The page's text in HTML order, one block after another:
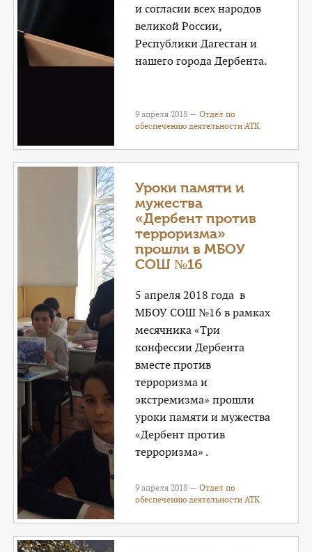
и согласии всех народов
великой России,
Республики Дагестан и
нашего города Дербента.
9 апреля 2018 —Отдел по
обеспечению деятельности АТК
Уроки памяти и
мужества
«Дербент против
терроризма»
прошли в МБОУ
СОШ №16
5 апреля 2018 года в
МБОУ СОШ №16 в рамках
месячника «Три
конфессии Дербента
вместе против
терроризма и
экстремизма» прошли
уроки памяти и мужества
«Дербент против
терроризма» .
9 апреля 2018 —Отдел по
обеспечению деятельности АТК